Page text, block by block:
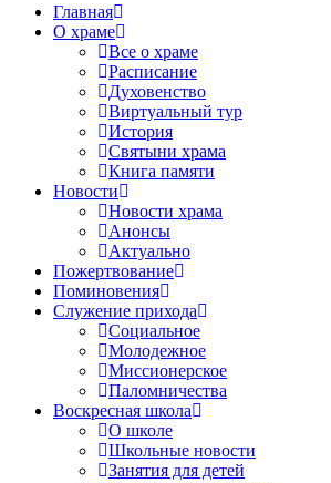
Главная
О храме
Все о храме
Расписание
Духовенство
Виртуальный тур
История
Святыни храма
Книга памяти
Новости
Новости храма
Анонсы
Актуально
Пожертвование
Поминовения
Служение прихода
Социальное
Молодежное
Миссионерское
Паломничества
Воскресная школа
О школе
Школьные новости
Занятия для детей